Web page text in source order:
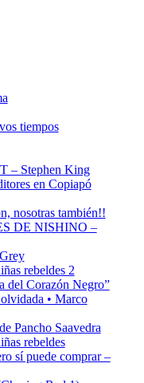
tiempos
– Stephen King
en Copiapó
nosotras también!!
DE NISHINO –
rebeldes 2
del Corazón Negro”
• Marco
Pancho Saavedra
rebeldes
sí puede comprar –